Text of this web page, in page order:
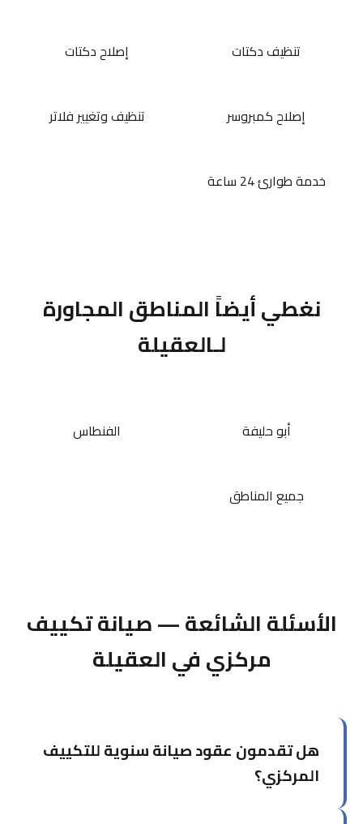
تنظيف دكتات إصلاح دكتات
إصلاح كمبروسر تنظيف وتغيير فلاتر
خدمة طوارئ 24 ساعة
نغطي أيضاً المناطق المجاورة
لـالعقيلة
أبو حليفة الفنطاس
جميع المناطق
الأسئلة الشائعة — صيانة تكييف
مركزي في العقيلة
هل تقدمون عقود صيانة سنوية للتكييف
المركزي؟